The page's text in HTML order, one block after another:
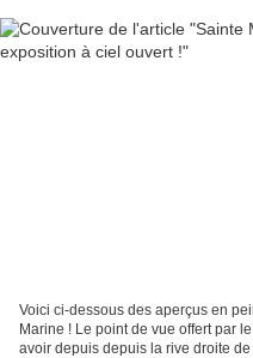
Voici ci-dessous des aperçus en
Marine ! Le point de vue offert par
avoir depuis depuis la rive droite de